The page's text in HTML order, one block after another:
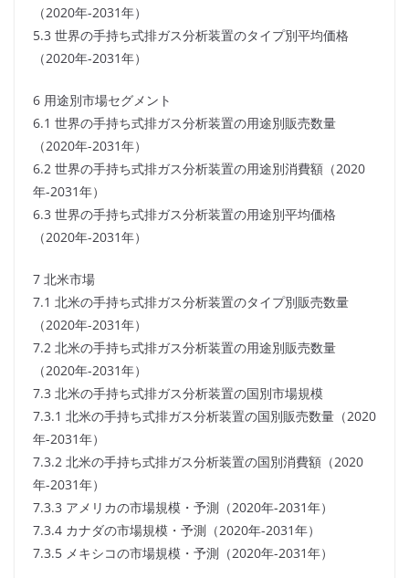
（2020年-2031年）
5.3 世界の手持ち式排ガス分析装置のタイプ別平均価格
（2020年-2031年）
6 用途別市場セグメント
6.1 世界の手持ち式排ガス分析装置の用途別販売数量
（2020年-2031年）
6.2 世界の手持ち式排ガス分析装置の用途別消費額（2020
年-2031年）
6.3 世界の手持ち式排ガス分析装置の用途別平均価格
（2020年-2031年）
7 北米市場
7.1 北米の手持ち式排ガス分析装置のタイプ別販売数量
（2020年-2031年）
7.2 北米の手持ち式排ガス分析装置の用途別販売数量
（2020年-2031年）
7.3 北米の手持ち式排ガス分析装置の国別市場規模
7.3.1 北米の手持ち式排ガス分析装置の国別販売数量（2020
年-2031年）
7.3.2 北米の手持ち式排ガス分析装置の国別消費額（2020
年-2031年）
7.3.3 アメリカの市場規模・予測（2020年-2031年）
7.3.4 カナダの市場規模・予測（2020年-2031年）
7.3.5 メキシコの市場規模・予測（2020年-2031年）